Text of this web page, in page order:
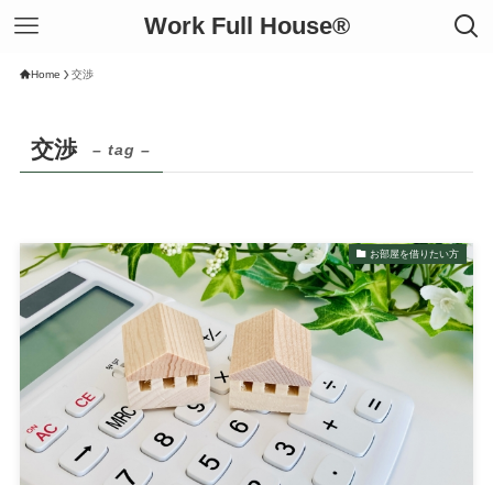
Work Full House®︎
Home 交渉
交渉 – tag –
お部屋を借りたい方